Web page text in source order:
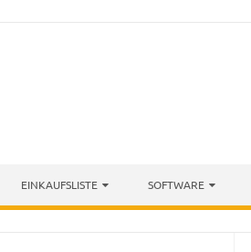
EINKAUFSLISTE SOFTWARE